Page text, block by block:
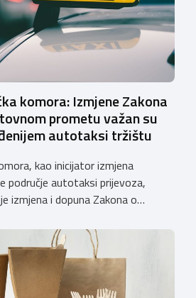
komora: Izmjene Zakona
prometu važan su
autotaksi tržištu
kao inicijator izmjena
područje autotaksi prijevoza,
izmjena i dopuna Zakona o
sve manjkavosti koje je donijela
tržišta tako da ove izmjene
prema uređenijem tržištu,
i stvaranju pravednijih uvjeta